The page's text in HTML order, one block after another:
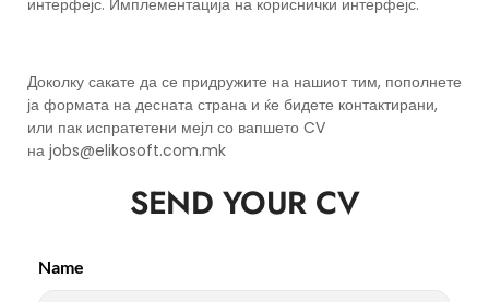
интерфејс. Имплементација на кориснички интерфејс.
Доколку сакате да се придружите на нашиот тим, пополнете
ја формата на десната страна и ќе бидете контактирани,
или пак испратетени мејл со вапшето CV
на jobs@elikosoft.com.mk
SEND YOUR CV
Name